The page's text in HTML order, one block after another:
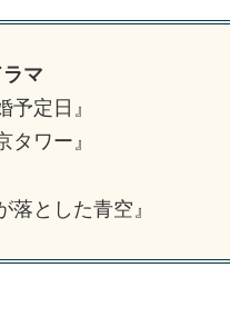
マ
予定日』
タワー』
落とした青空』